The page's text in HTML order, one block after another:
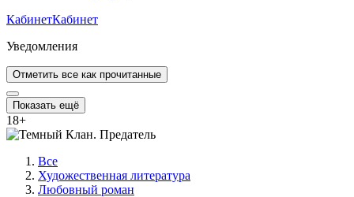
КабинетКабинет
Уведомления
Отметить все как прочитанные
Показать ещё
18+
Все
Художественная литература
Любовный роман